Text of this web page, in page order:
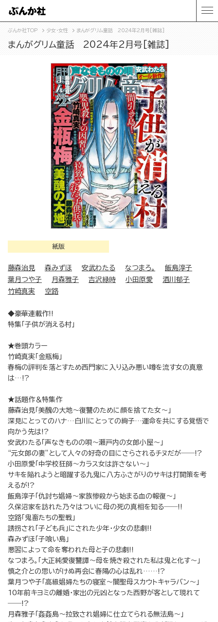
ぶんか社TOP 少女・女性 まんがグリム童話 2024年2月号[雑誌]
まんがグリム童話 2024年2月号[雑誌]
紙版
藤森治見 森みずほ 安武わたる なつまろ。
飯島淳子
葉月つや子
月森雅子 吉沢緑時 小田原愛
酒川郁子
竹崎真実
空路
◆豪華連載作!!
特集「子供が消える村」
★巻頭カラー
竹崎真実「金瓶梅」
春梅の評判を落とすため西門家に入り込み悪い噂を流す女の真意
は…!?
★話題作＆特集作
藤森治見「美醜の大地～復讐のために顔を捨てた女～」
深見にとってのハナ…白川にとっての絢子…運命を共にする覚悟で
向かう先は!?
安武わたる「声なきものの唄～瀬戸内の女郎小屋～」
“元女郎の妻”として人々の好奇の目にさらされるチヌだが――!?
小田原愛「中学校狂師～カラス女は許さない～」
サキを陥れようと暗躍する九鬼に八方ふさがりのサキは打開策を考
えるが!?
飯島淳子「仇討ち娼婦～家族惨殺から始まる血の報復～」
久保沼家を訪れた乃々はついに母の死の真相を知る――!!
空路「鬼畜たちの聖戦」
誘拐され「子ども兵」にされた少年・少女の悲劇!!
森みずほ「子喰い島」
悪習によって命を奪われた母と子の悲劇!!
なつまろ。「大正純愛復讐譚～母を焼き殺された私は鬼と化す～」
慎之介との思いがけぬ再会に春陽の心は乱れ……!?
葉月つや子「高級娼婦たちの寝室～闇聖母スカウトキャラバン～」
10年前キヨミの離婚・家出の元凶となった西野が客として現れて
――!?
月森雅子「姦姦島～拉致され娼婦に仕立てられる無法島～」